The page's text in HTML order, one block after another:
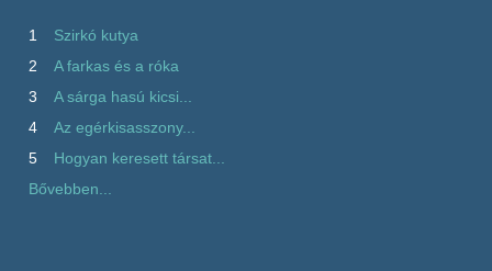
1
Szirkó kutya
2
A farkas és a róka
3
A sárga hasú kicsi...
4
Az egérkisasszony...
5
Hogyan keresett társat...
Bővebben...